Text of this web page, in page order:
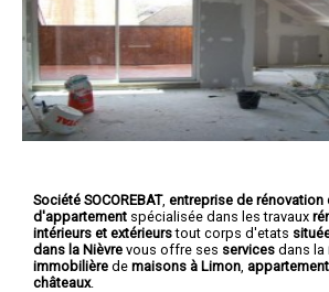
Société SOCOREBAT, entreprise de rénovation
d'appartement spécialisée dans les travaux
intérieurs et extérieurstout corps d'etats
dans la Nièvre vous offre ses services dans la
immobilière de maisons à Limon
châteaux.